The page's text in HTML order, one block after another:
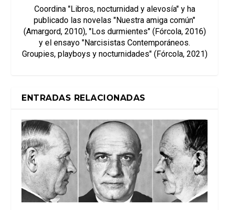
Coordina "Libros, nocturnidad y alevosía" y ha
publicado las novelas "Nuestra amiga común"
(Amargord, 2010), "Los durmientes" (Fórcola, 2016)
y el ensayo "Narcisistas Contemporáneos.
Groupies, playboys y nocturnidades" (Fórcola, 2021)
ENTRADAS RELACIONADAS